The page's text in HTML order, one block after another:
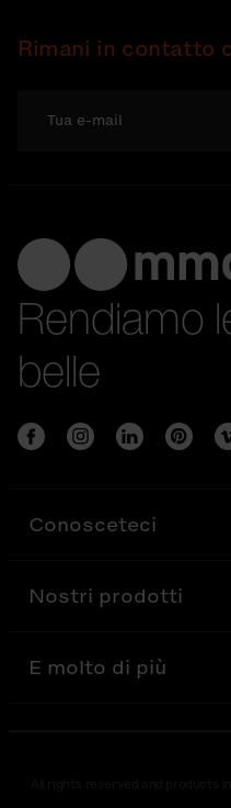
Rimani in contatto
Rendiamo
belle
Conosceteci
Nostri prodotti
E molto di più